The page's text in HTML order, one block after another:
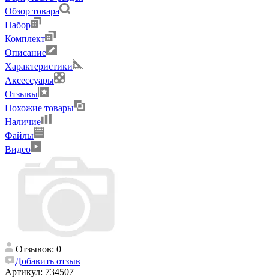
Обзор товара
Набор
Комплект
Описание
Характеристики
Аксессуары
Отзывы
Похожие товары
Наличие
Файлы
Видео
Отзывов: 0
Добавить отзыв
Артикул: 734507